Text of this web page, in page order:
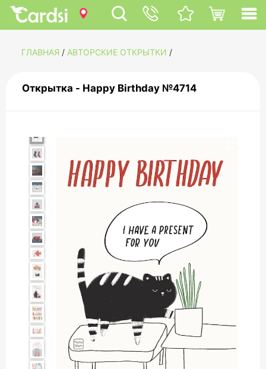
ГЛАВНАЯ / АВТОРСКИЕ ОТКРЫТКИ /
Открытка - Happy Birthday №4714